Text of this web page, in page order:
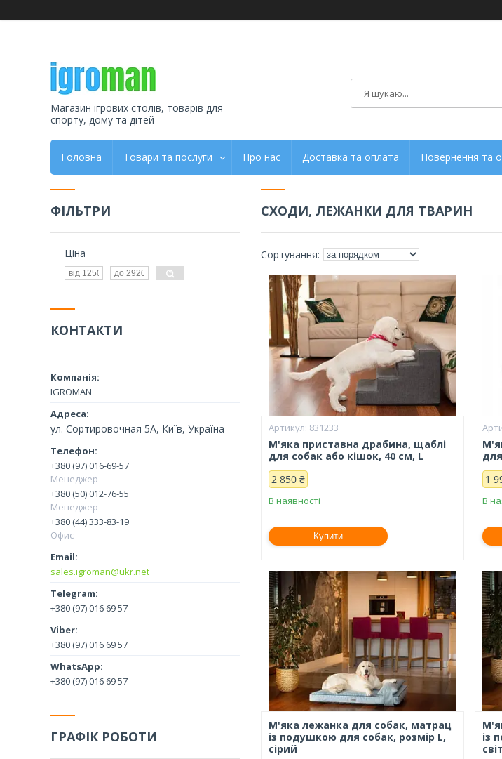
Магазин ігрових столів, товарів для
спорту, дому та дітей
Головна Товари та послуги Про нас Доставка та оплата Повернення та
СХОДИ, ЛЕЖАНКИ ДЛЯ ТВАРИН
831233
М'яка приставна драбина, щаблі
для собак або кішок, 40 см, L
2 850 ₴
В наявності
Купити
1
В
М'яка лежанка для собак, матрац
із подушкою для собак, розмір L,
сірий
із
ФІЛЬТРИ
Ціна
КОНТАКТИ
IGROMAN
ул. Сортировочная 5А, Київ, Україна
+380 (97) 016-69-57
Менеджер
+380 (50) 012-76-55
Менеджер
+380 (44) 333-83-19
Офис
sales.igroman@ukr.net
+380 (97) 016 69 57
+380 (97) 016 69 57
+380 (97) 016 69 57
ГРАФІК РОБОТИ